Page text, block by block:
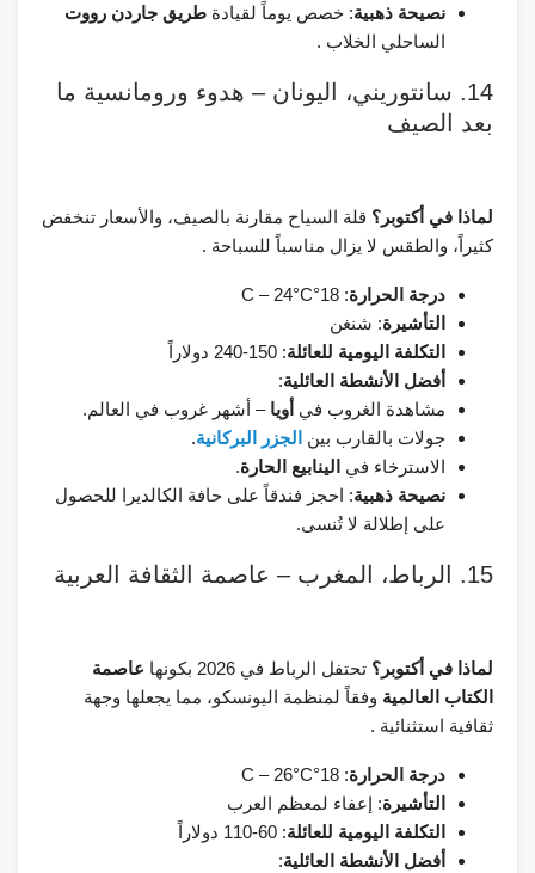
نصيحة ذهبية: خصص يوماً لقيادة طريق جاردن رووت
الساحلي الخلاب .
14. سانتوريني، اليونان – هدوء ورومانسية ما
بعد الصيف
لماذا في أكتوبر؟ قلة السياح مقارنة بالصيف، والأسعار تنخفض
كثيراً، والطقس لا يزال مناسباً للسباحة .
درجة الحرارة: 18°C – 24°C
التأشيرة: شنغن
التكلفة اليومية للعائلة: 150-240 دولاراً
أفضل الأنشطة العائلية:
مشاهدة الغروب في أويا – أشهر غروب في العالم.
جولات بالقارب بين الجزر البركانية.
الاسترخاء في الينابيع الحارة.
نصيحة ذهبية: احجز فندقاً على حافة الكالديرا للحصول
على إطلالة لا تُنسى.
15. الرباط، المغرب – عاصمة الثقافة العربية
لماذا في أكتوبر؟ تحتفل الرباط في 2026 بكونها
عاصمة
الكتاب العالمية وفقاً لمنظمة اليونسكو، مما يجعلها وجهة
ثقافية استثنائية .
درجة الحرارة: 18°C – 26°C
التأشيرة: إعفاء لمعظم العرب
التكلفة اليومية للعائلة: 60-110 دولاراً
أفضل الأنشطة العائلية: